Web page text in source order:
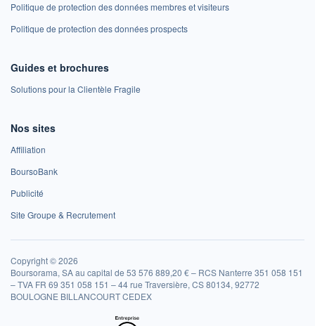
Politique de protection des données membres et visiteurs
Politique de protection des données prospects
Guides et brochures
Solutions pour la Clientèle Fragile
Nos sites
Affiliation
BoursoBank
Publicité
Site Groupe & Recrutement
Copyright © 2026
Boursorama, SA au capital de 53 576 889,20 € – RCS Nanterre 351 058 151
– TVA FR 69 351 058 151 – 44 rue Traversière, CS 80134, 92772
BOULOGNE BILLANCOURT CEDEX